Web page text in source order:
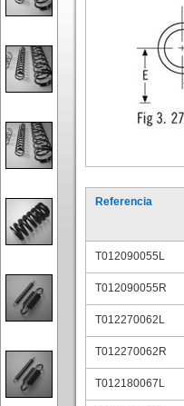
Referencia
T012090055L
T012090055R
T012270062L
T012270062R
T012180067L